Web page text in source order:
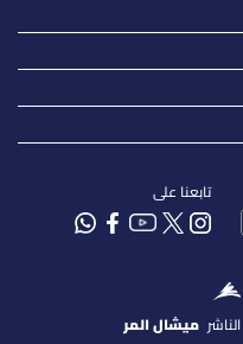
تابعنا على
الناشر ميشال المر